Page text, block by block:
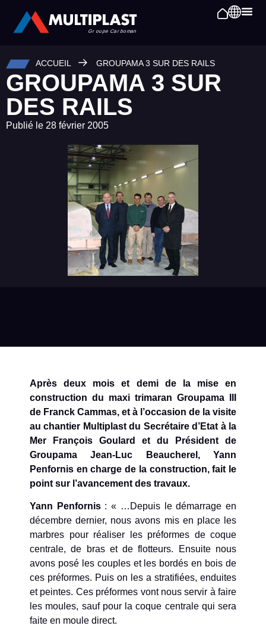
ACCUEIL GROUPAMA 3 SUR DES RAILS
GROUPAMA 3 SUR
DES RAILS
Publié le 28 février 2005
Après deux mois et demi de la mise en
construction du maxi trimaran Groupama III
de Franck Cammas, et à l’occasion de la visite
au chantier Multiplast du Secrétaire d’Etat à la
Mer François Goulard et du Président de
Groupama Jean-Luc Beaucherel, Yann
Penfornis en charge de la construction, fait le
point sur l’avancement des travaux.
Yann Penfornis: « …Depuis le démarrage en
décembre dernier, nous avons mis en place les
marbres pour réaliser les préformes de coque
centrale, de bras et de flotteurs. Ensuite nous
avons posé les couples et les bordés en bois de
ces préformes. Puis on les a stratifiées, enduites
et peintes. Ces préformes vont nous servir à faire
les moules, sauf pour la coque centrale qui sera
faite en moule direct.